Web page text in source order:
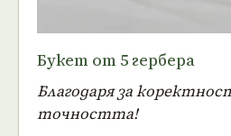
Букет от 5 гербера
Благодаря за
точността!